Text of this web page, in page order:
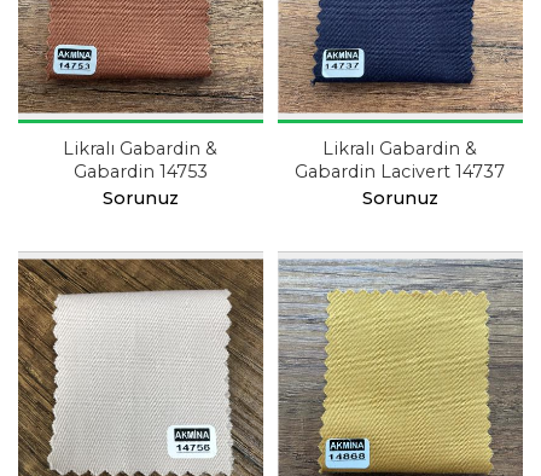
Likralı Gabardin &
Gabardin 14753
Sorunuz
Likralı Gabardin &
Gabardin Lacivert 14737
Sorunuz